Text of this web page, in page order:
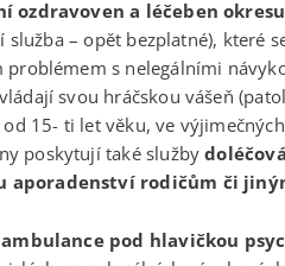
ozdravoven a léčeben
služba – opět bezplatné), které
problémem s nelegálními
svou hráčskou vášeň
15- ti let věku, ve
poskytují také služby
aporadenství rodičům či
ambulance pod hlavičkou